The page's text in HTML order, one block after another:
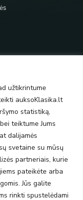
užtikrintume
auksoKlasika.lt
statistiką,
teiktume Jums
dalijamės
svetaine su mūsų
partneriais, kurie
pateikėte arba
Jūs galite
rinkti spustelėdami
bei riboto